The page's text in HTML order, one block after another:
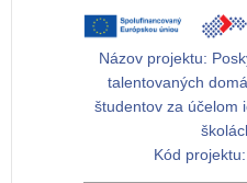
Názov projektu:
talentovaných
študentov za účelom
Kód projektu: